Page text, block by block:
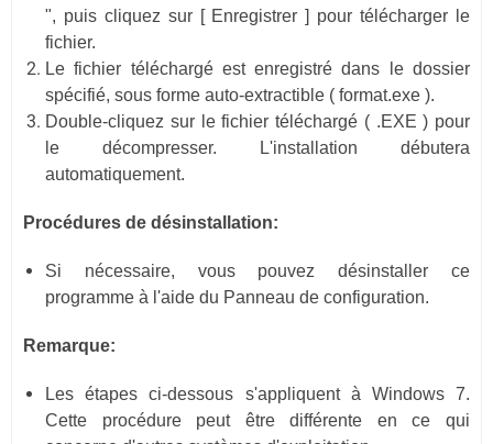
", puis cliquez sur [ Enregistrer ] pour télécharger le
fichier.
Le fichier téléchargé est enregistré dans le dossier
spécifié, sous forme auto-extractible ( format.exe ).
Double-cliquez sur le fichier téléchargé ( .EXE ) pour
le décompresser. L'installation débutera
automatiquement.
Procédures de désinstallation:
Si nécessaire, vous pouvez désinstaller ce
programme à l'aide du Panneau de configuration.
Remarque:
Les étapes ci-dessous s'appliquent à Windows 7.
Cette procédure peut être différente en ce qui